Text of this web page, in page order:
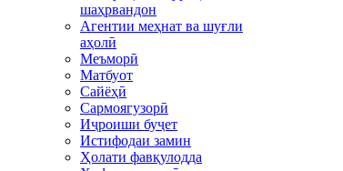
шаҳрвандон
Агентии меҳнат ва шуғли
аҳолӣ
Меъморӣ
Матбуот
Сайёҳӣ
Сармоягузорӣ
Иҷроиши буҷет
Истифодаи замин
Ҳолати фавқулодда